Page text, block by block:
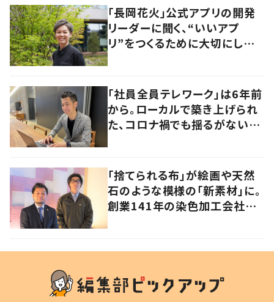
「長岡花火」公式アプリの開発
リーダーに聞く、“いいアプ
リ”をつくるために大切にして
「社員全員テレワーク」は6年前
から。ローカルで築き上げられ
た、コロナ禍でも揺るがないビ
「捨てられる布」が絵画や天然
石のような模様の「新素材」に。
創業141年の染色加工会社が